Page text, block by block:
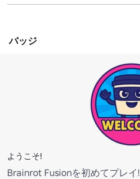
バッジ
ようこそ!
Brainrot Fusionを初めてプレイ!